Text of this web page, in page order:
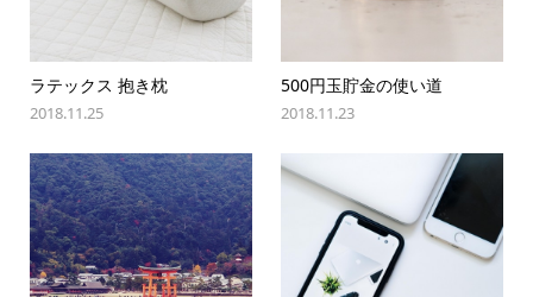
ラテックス 抱き枕
2018.11.25
500円玉貯金の使い道
2018.11.23